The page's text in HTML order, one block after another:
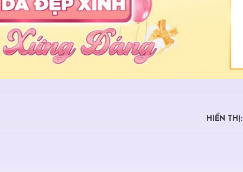
HIỂN THỊ: